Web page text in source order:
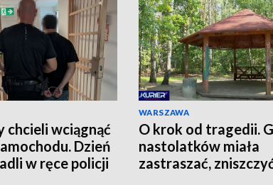
chcieli wciągnąć
Dzień
w ręce policji
WARSZAWA
O krok od tragedii.
nastolatków miała
zastraszać,